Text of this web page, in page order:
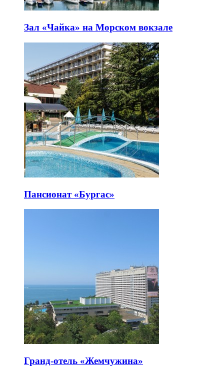
Зал «Чайка» на Морском вокзале
Пансионат «Бургас»
Гранд-отель «Жемчужина»